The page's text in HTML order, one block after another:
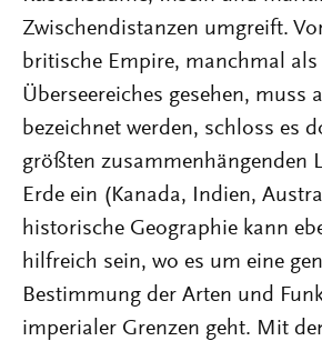
Zwischendistanzen umgreift.
britische Empire, manchmal
Überseereiches gesehen, muss
bezeichnet werden, schloss es
größten zusammenhängenden
Erde ein (Kanada, Indien,
historische Geographie kann
hilfreich sein, wo es um eine
Bestimmung der Arten und
imperialer Grenzen geht. Mit